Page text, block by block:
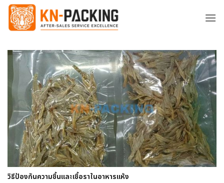
ข้าม
ยัง
วิธีป้องกันความชื้นและเชื้อราในอาหารแห้ง